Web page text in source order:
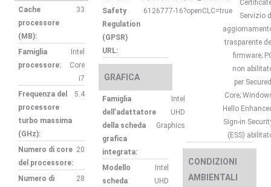
Cache
processore
(MB):
33
Famiglia
processore:
Intel
Core
i7
Frequenza del
processore
turbo massima
(GHz):
5.4
Numero di core
del processore:
20
Numero di
28
Safety
Regulation
(GPSR)
URL:
6126777-16?openCLC=true
GRAFICA
Famiglia
dell’adattatore
della scheda
grafica
integrata:
Intel
UHD
Graphics
Modello
scheda
Intel
UHD
Servizio
trasparente
firmware;
non
per
Core;
Hello
Sign-in
(ESS)
CONDIZIONI
AMBIENTALI